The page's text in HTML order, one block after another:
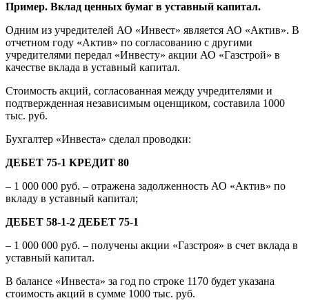
Пример. Вклад ценных бумаг в уставный капитал.
Одним из учредителей АО «Инвест» является АО «Актив». В
отчетном году «Актив» по согласованию с другими
учредителями передал «Инвесту» акции АО «Газстрой» в
качестве вклада в уставный капитал.
Стоимость акций, согласованная между учредителями и
подтвержденная независимым оценщиком, составила 1000
тыс. руб.
Бухгалтер «Инвеста» сделал проводки:
ДЕБЕТ 75-1 КРЕДИТ 80
– 1 000 000 руб. – отражена задолженность АО «Актив» по
вкладу в уставный капитал;
ДЕБЕТ 58-1-2 ДЕБЕТ 75-1
– 1 000 000 руб. – получены акции «Газстроя» в счет вклада в
уставный капитал.
В балансе «Инвеста» за год по строке 1170 будет указана
стоимость акций в сумме 1000 тыс. руб.